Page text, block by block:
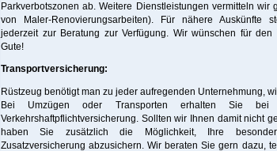
Parkverbotszonen ab. Weitere Dienstleistungen vermitteln wir
von Maler-Renovierungsarbeiten). Für nähere Auskünfte
jederzeit zur Beratung zur Verfügung. Wir wünschen für
Gute!
Transportversicherung:
Rüstzeug benötigt man zu jeder aufregenden Unternehmung,
Bei Umzügen oder Transporten erhalten Sie bei
Verkehrshaftpflichtversicherung. Sollten wir Ihnen damit nicht
haben Sie zusätzlich die Möglichkeit, Ihre
Zusatzversicherung abzusichern. Wir beraten Sie gern dazu,